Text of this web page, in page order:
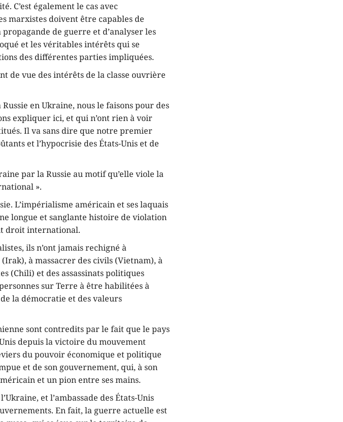
C’est également le cas avec
marxistes doivent être capables de
de guerre et d’analyser les
et les véritables intérêts qui se
des différentes parties impliquées.
de vue des intérêts de la classe ouvrière
en Ukraine, nous le faisons pour des
expliquer ici, et qui n’ont rien à voir
Il va sans dire que notre premier
et l’hypocrisie des États-Unis et de
par la Russie au motif qu’elle viole la
».
L’impérialisme américain et ses laquais
longue et sanglante histoire de violation
droit international.
ils n’ont jamais rechigné à
à massacrer des civils (Vietnam), à
(Chili) et des assassinats politiques
sur Terre à être habilitées à
la démocratie et des valeurs
sont contredits par le fait que le pays
depuis la victoire du mouvement
du pouvoir économique et politique
et de son gouvernement, qui, à son
et un pion entre ses mains.
et l’ambassade des États-Unis
En fait, la guerre actuelle est